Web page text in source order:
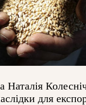
Наталія
для